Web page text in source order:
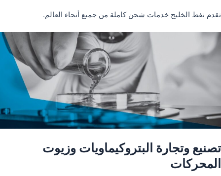
تقدم نفط الخليج خدمات شحن كاملة من جميع أنحاء العالم.
تصنيع وتجارة البتروكيماويات وزيوت
المحركات